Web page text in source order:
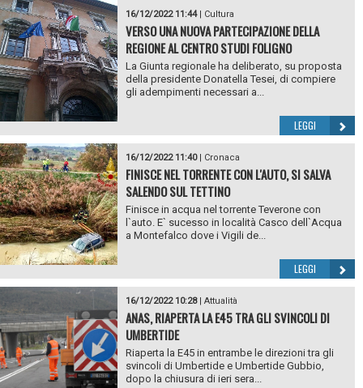
16/12/2022 11:44| Cultura
VERSO UNA NUOVA PARTECIPAZIONE DELLA
REGIONE AL CENTRO STUDI FOLIGNO
La Giunta regionale ha deliberato, su proposta
della presidente Donatella Tesei, di compiere
gli adempimenti necessari a...
LEGGI
16/12/2022 11:40| Cronaca
FINISCE NEL TORRENTE CON L'AUTO, SI SALVA
SALENDO SUL TETTINO
Finisce in acqua nel torrente Teverone con
l`auto. E` sucesso in località Casco dell`Acqua
a Montefalco dove i Vigili de...
LEGGI
16/12/2022 10:28| Attualità
ANAS, RIAPERTA LA E45 TRA GLI SVINCOLI DI
UMBERTIDE
Riaperta la E45 in entrambe le direzioni tra gli
svincoli di Umbertide e Umbertide Gubbio,
dopo la chiusura di ieri sera...